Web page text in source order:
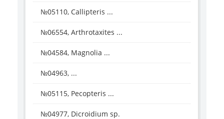
№05110, Callipteris ...
№06554, Arthrotaxites ...
№04584, Magnolia ...
№04963, ...
№05115, Pecopteris ...
№04977, Dicroidium sp.